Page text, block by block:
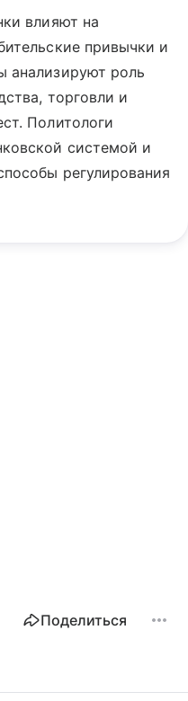
влияют на
привычки и
анализируют роль
торговли и
Политологи
системой и
регулирования
Поделиться